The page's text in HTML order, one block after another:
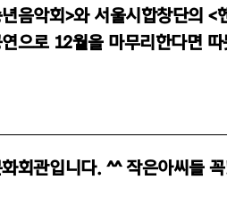
음악회>와 서울시합창단의
으로 12월을 마무리한다면
회관입니다. ^^ 작은아씨들